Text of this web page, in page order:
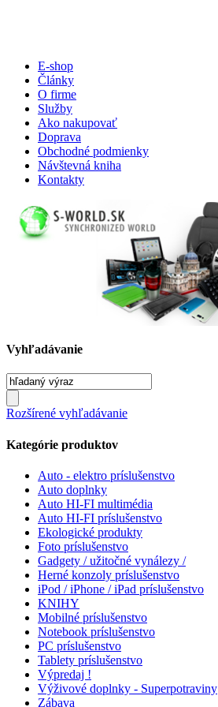
E-shop
Články
O firme
Služby
Ako nakupovať
Doprava
Obchodné podmienky
Návštevná kniha
Kontakty
Vyhľadávanie
Rozšírené vyhľadávanie
Kategórie produktov
Auto - elektro príslušenstvo
Auto doplnky
Auto HI-FI multimédia
Auto HI-FI príslušenstvo
Ekologické produkty
Foto príslušenstvo
Gadgety / užitočné vynálezy /
Herné konzoly príslušenstvo
iPod / iPhone / iPad príslušenstvo
KNIHY
Mobilné príslušenstvo
Notebook príslušenstvo
PC príslušenstvo
Tablety príslušenstvo
Výpredaj !
Výživové doplnky - Superpotraviny
Zábava